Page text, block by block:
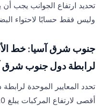
تحديد ارتفاع الجوانب يجب أن
وليس فقط حسابًا لاحتواء
جنوب شرق آسيا: خط
لرابطة دول جنوب شرق
تحدد المعايير الموحدة